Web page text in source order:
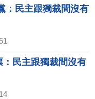
：民主跟獨裁間沒有
：民主跟獨裁間沒有